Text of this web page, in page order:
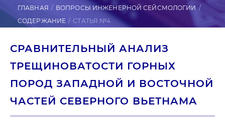
ГЛАВНАЯ
ВОПРОСЫ ИНЖЕНЕРНОЙ СЕЙСМОЛОГИИ
СОДЕРЖАНИЕ
СТАТЬЯ №4
СРАВНИТЕЛЬНЫЙ АНАЛИЗ
ТРЕЩИНОВАТОСТИ ГОРНЫХ
ПОРОД ЗАПАДНОЙ И ВОСТОЧНОЙ
ЧАСТЕЙ СЕВЕРНОГО ВЬЕТНАМА